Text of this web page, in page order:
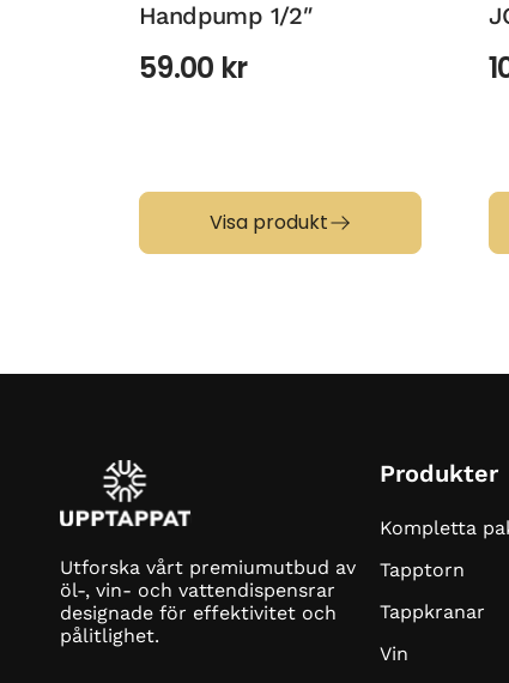
Handpump 1/2″
59.00 kr
Visa produkt
Utforska vårt premiumutbud av
öl-, vin- och vattendispensrar
designade för effektivitet och
pålitlighet.
Produkter
Kompletta
Tapptorn
Tappkranar
Vin